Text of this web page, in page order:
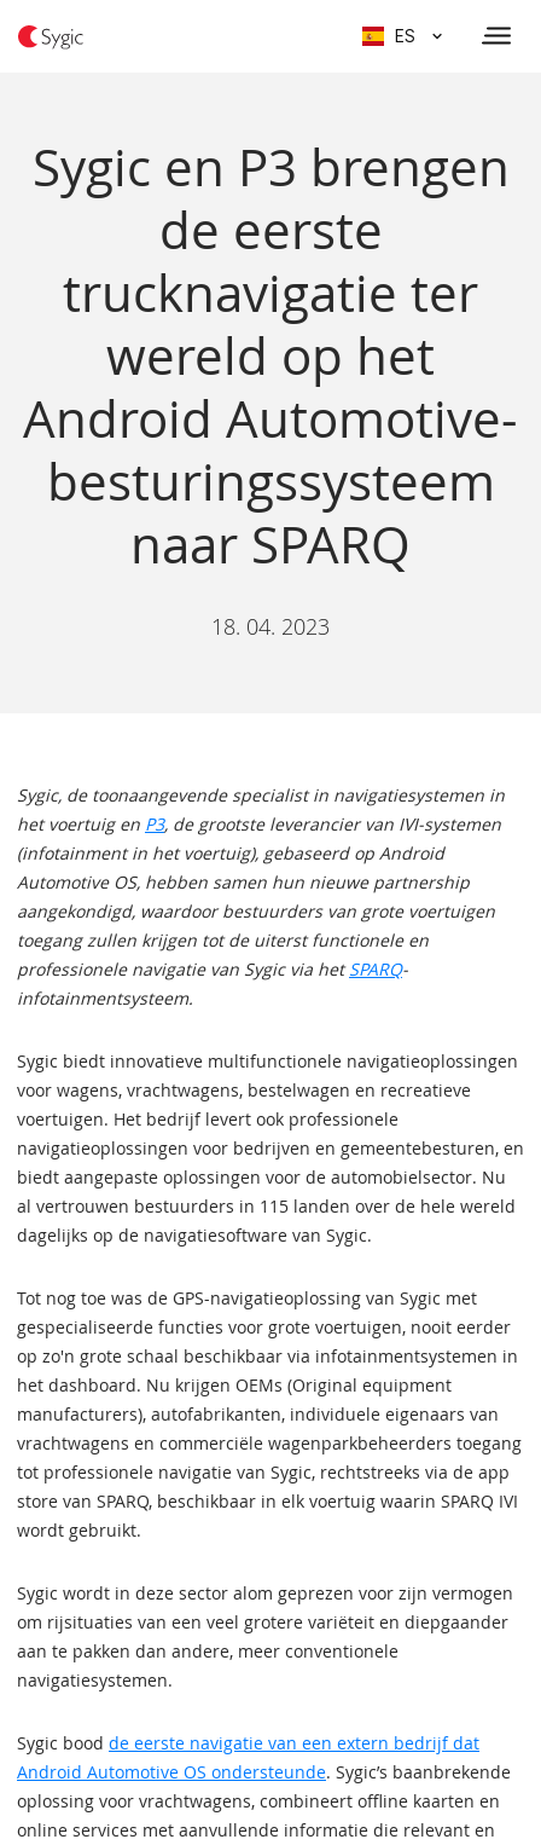
ES
Sygic en P3 brengen
de eerste
trucknavigatie ter
wereld op het
Android Automotive-
besturingssysteem
naar SPARQ
18. 04. 2023
Sygic, de toonaangevende specialist in navigatiesystemen in
het voertuig en P3, de grootste leverancier van IVI-systemen
(infotainment in het voertuig), gebaseerd op Android
Automotive OS, hebben samen hun nieuwe partnership
aangekondigd, waardoor bestuurders van grote voertuigen
toegang zullen krijgen tot de uiterst functionele en
professionele navigatie van Sygic via hetSPARQ-
infotainmentsysteem.
Sygic biedt innovatieve multifunctionele navigatieoplossingen
voor wagens, vrachtwagens, bestelwagen en recreatieve
voertuigen. Het bedrijf levert ook professionele
navigatieoplossingen voor bedrijven en gemeentebesturen, en
biedt aangepaste oplossingen voor de automobielsector. Nu
al vertrouwen bestuurders in 115 landen over de hele wereld
dagelijks op de navigatiesoftware van Sygic.
Tot nog toe was de GPS-navigatieoplossing van Sygic met
gespecialiseerde functies voor grote voertuigen, nooit eerder
op zo'n grote schaal beschikbaar via infotainmentsystemen in
het dashboard. Nu krijgen OEMs (Original equipment
manufacturers), autofabrikanten, individuele eigenaars van
vrachtwagens en commerciële wagenparkbeheerders toegang
tot professionele navigatie van Sygic, rechtstreeks via de app
store van SPARQ, beschikbaar in elk voertuig waarin SPARQ IVI
wordt gebruikt.
Sygic wordt in deze sector alom geprezen voor zijn vermogen
om rijsituaties van een veel grotere variëteit en diepgaander
aan te pakken dan andere, meer conventionele
navigatiesystemen.
Sygic bood de eerste navigatie van een extern bedrijf dat
Android Automotive OS ondersteunde. Sygic’s baanbrekende
oplossing voor vrachtwagens, combineert offline kaarten en
online services met aanvullende informatie die relevant en